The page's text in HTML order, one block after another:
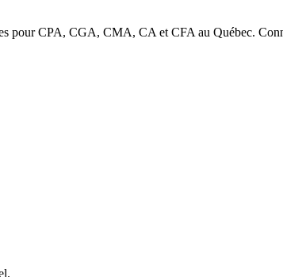
pour CPA, CGA, CMA, CA et CFA au Québec.